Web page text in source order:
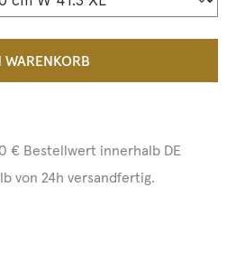
Wert
WARENKORB
€ Bestellwert innerhalb DE
von 24h versandfertig.